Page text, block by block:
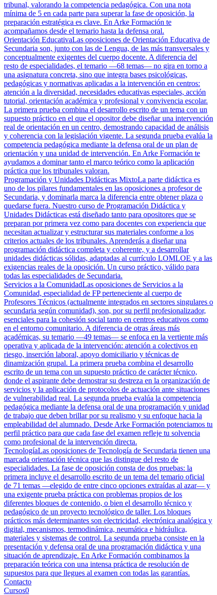
tribunal, valorando la competencia pedagógica. Con una nota
mínima de 5 en cada parte para superar la fase de oposición, la
preparación estratégica es clave. En Arke Formación te
acompañamos desde el temario hasta la defensa oral.
Orientación EducativaLas oposiciones de Orientación Educativa de
Secundaria son, junto con las de Lengua, de las más transversales y
conceptualmente exigentes del cuerpo docente. A diferencia del
resto de especialidades, el temario —68 temas— no gira en torno a
una asignatura concreta, sino que integra bases psicológicas,
pedagógicas y normativas aplicadas a la intervención en centros:
atención a la diversidad, necesidades educativas especiales, acción
tutorial, orientación académica y profesional y convivencia escolar.
La primera prueba combina el desarrollo escrito de un tema con un
supuesto práctico en el que el opositor debe diseñar una intervención
real de orientación en un centro, demostrando capacidad de análisis
y coherencia con la legislación vigente. La segunda prueba evalúa la
competencia pedagógica mediante la defensa oral de un plan de
orientación y una unidad de intervención. En Arke Formación te
ayudamos a dominar tanto el marco teórico como la aplicación
práctica que los tribunales valoran.
Programación y Unidades Didácticas MixtoLa parte didáctica es
uno de los pilares fundamentales en las oposiciones a profesor de
Secundaria, y dominarla marca la diferencia entre obtener plaza o
quedarse fuera. Nuestro curso de Programación Didáctica y
Unidades Didácticas está diseñado tanto para opositores que se
preparan por primera vez como para docentes con experiencia que
necesitan actualizar y estructurar sus materiales conforme a los
criterios actuales de los tribunales. Aprenderás a diseñar una
programación didáctica completa y coherente, y a desarrollar
unidades didácticas sólidas, adaptadas al currículo LOMLOE y a las
exigencias reales de la oposición. Un curso práctico, válido para
todas las especialidades de Secundaria.
Servicios a la ComunidadLas oposiciones de Servicios a la
Comunidad, especialidad de FP perteneciente al cuerpo de
Profesores Técnicos (actualmente integrados en sectores singulares o
secundaria según comunidad), son, por su perfil profesionalizador,
esenciales para la cohesión social tanto en centros educativos como
en el entorno comunitario. A diferencia de otras áreas más
académicas, su temario —49 temas— se enfoca en la vertiente más
operativa y aplicada de la intervención: atención a colectivos en
riesgo, inserción laboral, apoyo domiciliario y técnicas de
dinamización grupal. La primera prueba combina el desarrollo
escrito de un tema con un supuesto práctico de carácter técnico,
donde el aspirante debe demostrar su destreza en la organización de
servicios y la aplicación de protocolos de actuación ante situaciones
de vulnerabilidad real. La segunda prueba evalúa la competencia
pedagógica mediante la defensa oral de una programación y unidad
de trabajo que deben brillar por su realismo y su enfoque hacia la
empleabilidad del alumnado. Desde Arke Formación potenciamos tu
perfil práctico para que cada fase del examen refleje tu solvencia
como profesional de la intervención directa.
TecnologíaLas oposiciones de Tecnología de Secundaria tienen una
marcada orientación técnica que las distingue del resto de
especialidades. La fase de oposición consta de dos pruebas: la
primera incluye el desarrollo escrito de un tema del temario oficial
de 71 temas —elegido de entre cinco opciones extraídas al azar— y
una exigente prueba práctica con problemas propios de los
diferentes bloques de contenido, o bien el desarrollo técnico y
pedagógico de un proyecto tecnológico de taller. Los bloques
prácticos más determinantes son electricidad, electrónica analógica y
digital, mecanismos, termodinámica, neumática e hidráulica,
materiales y sistemas de control. La segunda prueba consiste en la
presentación y defensa oral de una programación didáctica y una
situación de aprendizaje. En Arke Formación combinamos la
preparación teórica con una intensa práctica de resolución de
supuestos para que llegues al examen con todas las garantías.
Contacto
Cursos0